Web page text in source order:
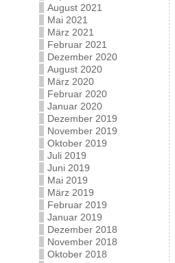
August 2021
Mai 2021
März 2021
Februar 2021
Dezember 2020
August 2020
März 2020
Februar 2020
Januar 2020
Dezember 2019
November 2019
Oktober 2019
Juli 2019
Juni 2019
Mai 2019
März 2019
Februar 2019
Januar 2019
Dezember 2018
November 2018
Oktober 2018